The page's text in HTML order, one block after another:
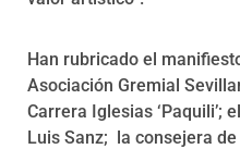
Han rubricado el
Asociación Gremial
Carrera Iglesias ‘Paquili’;
Luis Sanz; la consejera